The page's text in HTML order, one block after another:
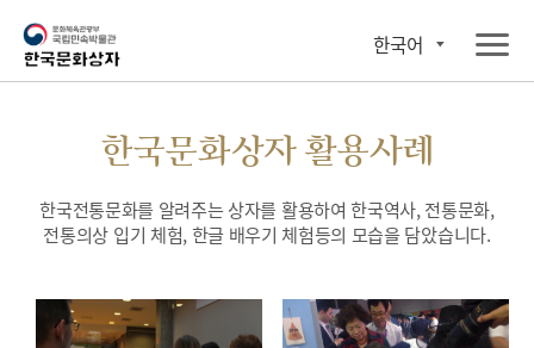
한국어
한국문화상자 활용사례
한국전통문화를 알려주는 상자를 활용하여 한국역사, 전통문화,
전통의상 입기 체험, 한글 배우기 체험등의 모습을 담았습니다.